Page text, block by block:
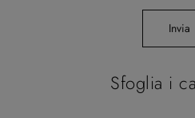
Sfoglia i
Invia